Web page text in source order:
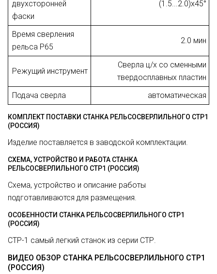
двухсторонней
фаски
(1.5...2.0)x45°
Время сверления
рельса Р65
2.0 мин
Режущий инструмент
Сверла ц/х со сменными
твердосплавных пластин
Подача сверла
автоматическая
КОМПЛЕКТ ПОСТАВКИ СТАНКА РЕЛЬСОСВЕРЛИЛЬНОГО СТР1
(РОССИЯ)
Изделие поставляется в заводской комплектации.
СХЕМА, УСТРОЙСТВО И РАБОТА СТАНКА
РЕЛЬСОСВЕРЛИЛЬНОГО СТР1 (РОССИЯ)
Схема, устройство и описание работы
подготавливаются для размещения.
ОСОБЕННОСТИ СТАНКА РЕЛЬСОСВЕРЛИЛЬНОГО СТР1
(РОССИЯ)
СТР-1 самый легкий станок из серии СТР.
ВИДЕО ОБЗОР СТАНКА РЕЛЬСОСВЕРЛИЛЬНОГО СТР1
(РОССИЯ)